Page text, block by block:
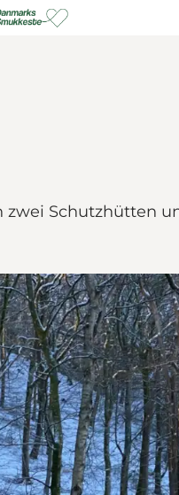
Schutzhütten